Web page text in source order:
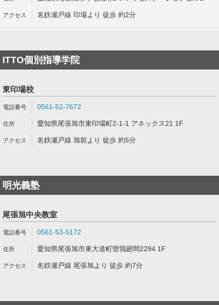
名鉄瀬戸線 印場より 徒歩 約2分
ITTO個別指導学院
東印場校
0561-52-7672
愛知県尾張旭市東印場町2-1-1 アネックス21 1F
名鉄瀬戸線 旭前より 徒歩 約5分
明光義塾
尾張旭中央教室
0561-53-5172
愛知県尾張旭市東大道町曽我廻間2294 1F
名鉄瀬戸線 尾張旭より 徒歩 約7分